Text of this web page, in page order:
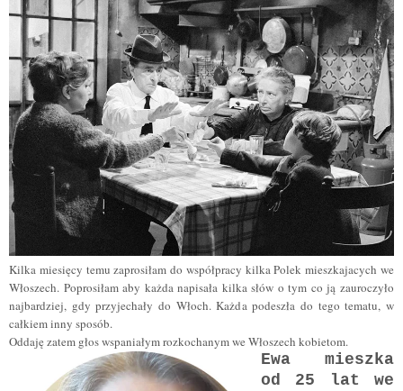
Kilka miesięcy temu zaprosiłam do współpracy kilka Polek mieszkajacych we
Włoszech. Poprosiłam aby każda napisała kilka słów o tym co ją zauroczyło
najbardziej, gdy przyjechały do Włoch. Każda podeszła do tego tematu, w
całkiem inny sposób.
Oddaję zatem głos wspaniałym rozkochanym we Włoszech kobietom.
Ewa mieszka
od 25 lat we